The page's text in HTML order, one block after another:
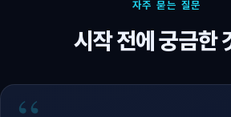
자주 묻는 질문
시작 전에 궁금한